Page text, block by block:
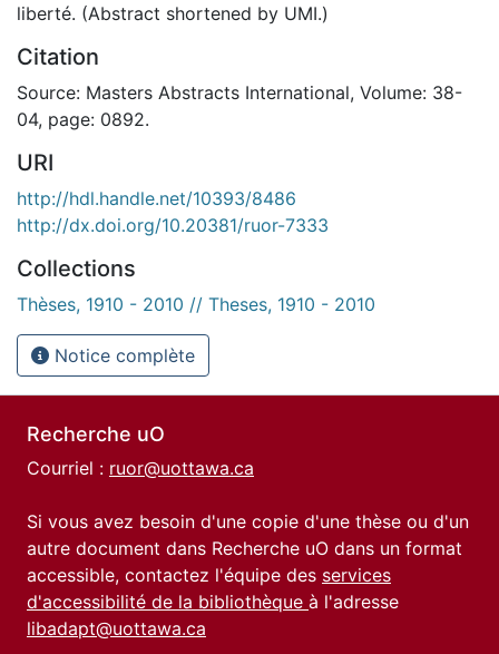
liberté. (Abstract shortened by UMI.)
Citation
Source: Masters Abstracts International, Volume: 38-
04, page: 0892.
URI
http://hdl.handle.net/10393/8486
http://dx.doi.org/10.20381/ruor-7333
Collections
Thèses, 1910 - 2010 // Theses, 1910 - 2010
Notice complète
Recherche uO
Courriel : ruor@uottawa.ca
Si vous avez besoin d'une copie d'une thèse ou d'un
autre document dans Recherche uO dans un format
accessible, contactez l'équipe des services
d'accessibilité de la bibliothèque à l'adresse
libadapt@uottawa.ca